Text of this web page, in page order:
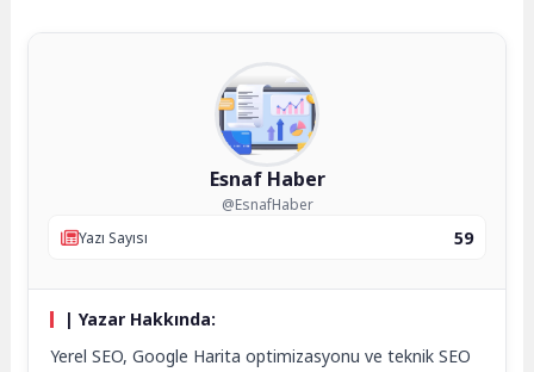
Esnaf Haber
@EsnafHaber
Yazı Sayısı
59
| Yazar Hakkında:
Yerel SEO, Google Harita optimizasyonu ve teknik SEO